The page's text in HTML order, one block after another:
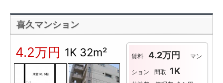
喜久マンション
4.2万円 1K 32m² 賃料 4.2万円 マン
ション 間取 1K